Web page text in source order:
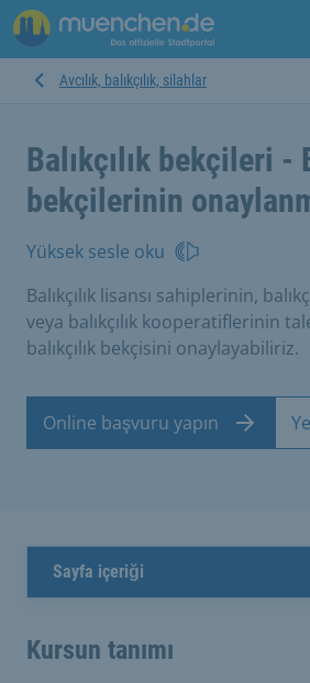
Avcılık, balıkçılık, silahlar
Balıkçılık bekçileri -
bekçilerinin
Yüksek sesle oku
Balıkçılık lisansı sahiplerinin,
veya balıkçılık kooperatiflerinin
balıkçılık bekçisini onaylayabiliriz.
Online başvuru yapın
Sayfa içeriği
Kursun tanımı